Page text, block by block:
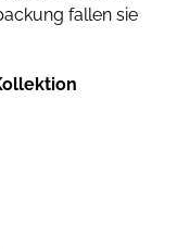
fallen sie